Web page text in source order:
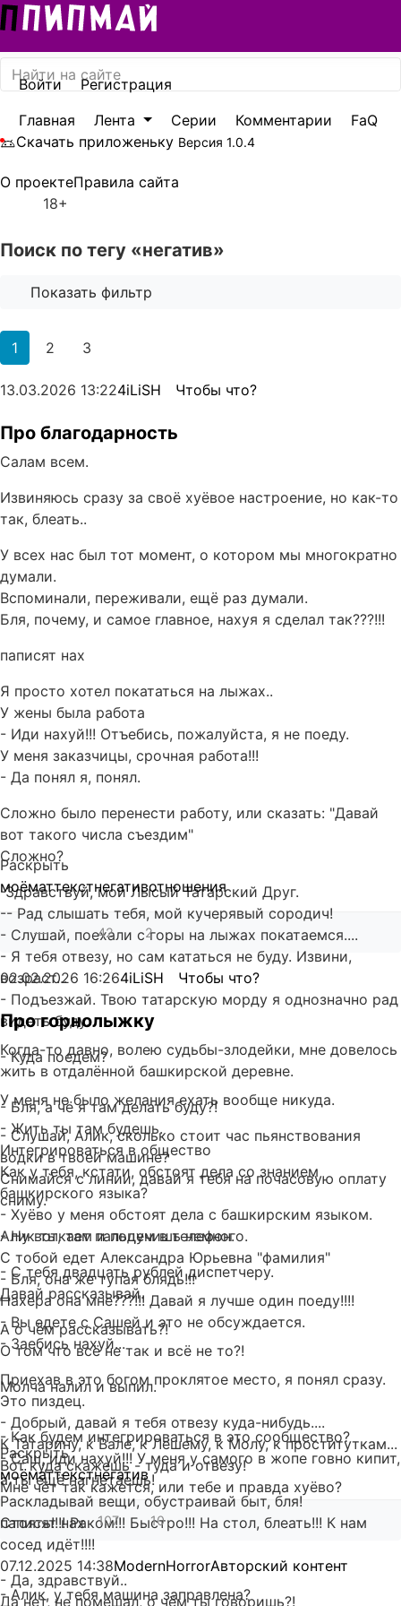
Акцентный цвет
Бирюзовый
Игровой блок на главной
Для всех устройств
Войти
Регистрация
Главная
Лента Серии Комментарии
FaQ
Скачать приложеньку Версия 1.0.4
О проектеПравила сайта
18+
Поиск по тегу «негатив»
Показать фильтр
1 2 3
13.03.2026 13:224iLiSH Чтобы что?
Про благодарность
Салам всем.
Извиняюсь сразу за своё хуёвое настроение, но как-то
так, блеать..
У всех нас был тот момент, о котором мы многократно
думали.
Вспоминали, переживали, ещё раз думали.
Бля, почему, и самое главное, нахуя я сделал так???!!!
паписят нах
Я просто хотел покататься на лыжах..
У жены была работа
- Иди нахуй!!! Отъебись, пожалуйста, я не поеду.
У меня заказчицы, срочная работа!!!
- Да понял я, понял.
Сложно было перенести работу, или сказать: "Давай
вот такого числа съездим"
Сложно?
-Здравствуй, мой Лысый Татарский Друг.
-- Рад слышать тебя, мой кучерявый сородич!
- Слушай, поехали с горы на лыжах покатаемся....
- Я тебя отвезу, но сам кататься не буду. Извини,
возраст...
- Подъезжай. Твою татарскую морду я однозначно рад
видеть буду.
- Куда поедем?
У меня не было желания ехать вообще никуда.
- Слушай, Алик, сколько стоит час пьянствования
водки в твоей машине?
Снимайся с линии, давай я тебя на почасовую оплату
сниму.
Алик тыкает пальцем в телефон.
- С тебя двадцать рублей диспетчеру.
Давай рассказывай.
А о чём рассказывать?!
О том что всё не так и всё не то?!
Молча налил и выпил.
- Добрый, давай я тебя отвезу куда-нибудь....
К Татарину, к Вале, к Лешему, к Молу, к проституткам...
Вот куда скажешь - туда и отвезу!
Мне чёт так кажется, или тебе и правда хуёво?
паписят нах
- Алик, у тебя машина заправлена?
Раскрыть
моёматтекстнегативотношения
— 42 2
02.02.2026 16:264iLiSH Чтобы что?
Про горнолыжку
Когда-то давно, волею судьбы-злодейки, мне довелось
жить в отдалённой башкирской деревне.
- Бля, а чё я там делать буду?!
- Жить ты там будешь.
Интегрироваться в общество
Как у тебя, кстати, обстоят дела со знанием
башкирского языка?
- Хуёво у меня обстоят дела с башкирским языком.
- Ну вот, там и подучишь немного.
С тобой едет Александра Юрьевна "фамилия"
- Бля, она же тупая блядь!!!
Нахера она мне???!!! Давай я лучше один поеду!!!!
- Вы едете с Сашей и это не обсуждается.
- Заебись нахуй...
Приехав в это богом проклятое место, я понял сразу.
Это пиздец.
- Как будем интегрироваться в это сообщество?
- Саш, иди нахуй!!! У меня у самого в жопе говно кипит,
а ты ещё нагнетаешь!
Раскладывай вещи, обустраивай быт, бля!
Стоять!!!! Раком!!! Быстро!!! На стол, блеать!!! К нам
сосед идёт!!!!
- Да, здравствуй..
Да нет, не помешал, о чём ты говоришь?!
Раскрыть
моёматтекстнегатив
— 107 10
07.12.2025 14:38ModernHorrorАвторский контент